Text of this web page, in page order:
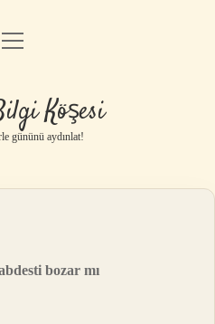
Uyarı
menüyü
Köşesi
gününü aydınlat!
bozar mı